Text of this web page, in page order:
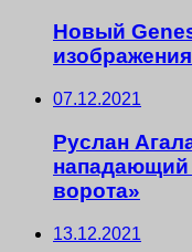
Новый
изображения
07.12.2021
Руслан
нападающий
ворота»
13.12.2021